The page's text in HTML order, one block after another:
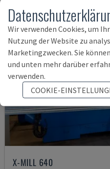
X-MILL 640
Wir verwenden Cookies, um
Nutzung der Website zu
Marketingzwecken. Sie
und unten mehr darüber
verwenden.
COOKIE-